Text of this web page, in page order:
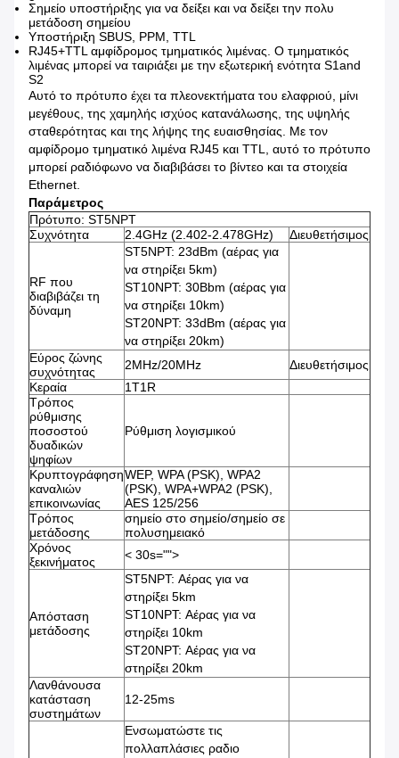
Σημείο υποστήριξης για να δείξει και να δείξει την πολυ
μετάδοση σημείου
Υποστήριξη SBUS, PPM, TTL
RJ45+TTL αμφίδρομος τμηματικός λιμένας. Ο τμηματικός
λιμένας μπορεί να ταιριάξει με την εξωτερική ενότητα S1and
S2
Αυτό το πρότυπο έχει τα πλεονεκτήματα του ελαφριού, μίνι
μεγέθους, της χαμηλής ισχύος κατανάλωσης, της υψηλής
σταθερότητας και της λήψης της ευαισθησίας. Με τον
αμφίδρομο τμηματικό λιμένα RJ45 και TTL, αυτό το πρότυπο
μπορεί ραδιόφωνο να διαβιβάσει το βίντεο και τα στοιχεία
Ethernet.
Παράμετρος
Πρότυπο: ST5NPT
Συχνότητα
2.4GHz (2.402-2.478GHz) Διευθετήσιμος
RF που
διαβιβάζει τη
δύναμη
ST5NPT: 23dBm (αέρας για
να στηρίξει 5km)
ST10NPT: 30Bbm (αέρας για
να στηρίξει 10km)
ST20NPT: 33dBm (αέρας για
να στηρίξει 20km)
Εύρος ζώνης
συχνότητας
2MHz/20MHz
Διευθετήσιμος
Κεραία
1T1R
Τρόπος
ρύθμισης
ποσοστού
δυαδικών
ψηφίων
Ρύθμιση λογισμικού
Κρυπτογράφηση
καναλιών
επικοινωνίας
WEP, WPA (PSK), WPA2
(PSK), WPA+WPA2 (PSK),
AES 125/256
Τρόπος
μετάδοσης
σημείο στο σημείο/σημείο σε
πολυσημειακό
Χρόνος
ξεκινήματος
< 30s="">
Απόσταση
μετάδοσης
ST5NPT: Αέρας για να
στηρίξει 5km
ST10NPT: Αέρας για να
στηρίξει 10km
ST20NPT: Αέρας για να
στηρίξει 20km
Λανθάνουσα
κατάσταση
συστημάτων
12-25ms
Ενσωματώστε τις
πολλαπλάσιες ραδιο